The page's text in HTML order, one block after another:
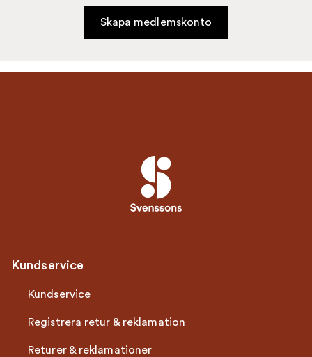
Skapa medlemskonto
Kundservice
Kundservice
Registrera retur & reklamation
Returer & reklamationer